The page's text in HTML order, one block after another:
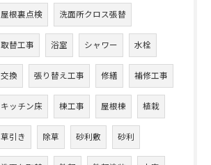
屋根裏点検 洗面所クロス張替
取替工事 浴室 シャワー 水栓
交換 張り替え工事 修繕 補修工事
キッチン床 棟工事 屋根棟 植栽
草引き 除草 砂利敷 砂利